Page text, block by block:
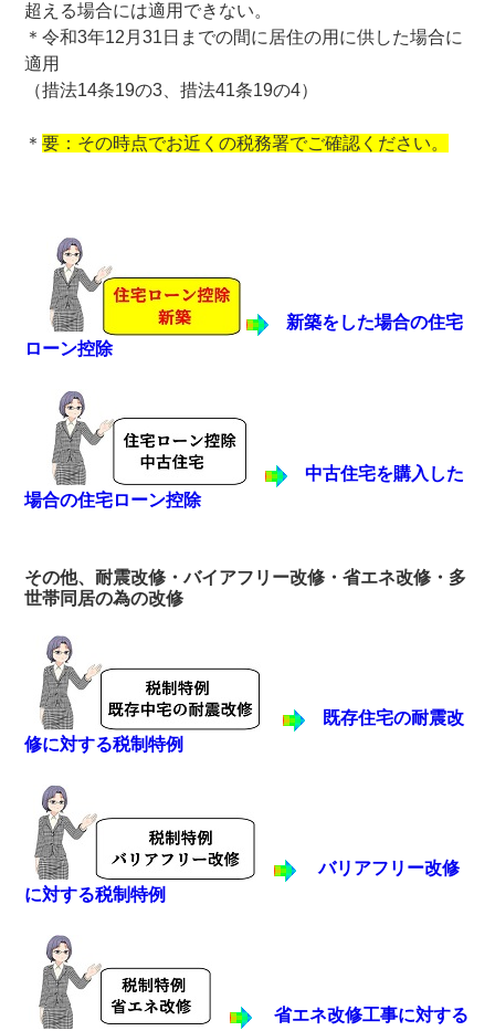
超える場合には適用できない。
＊令和3年12月31日までの間に居住の用に供した場合に
適用
（措法14条19の3、措法41条19の4）
＊要：その時点でお近くの税務署でご確認ください。
新築をした場合の住宅
ローン控除
中古住宅を購入した
場合の住宅ローン控除
その他、耐震改修・バイアフリー改修・省エネ改修・多
世帯同居の為の改修
既存住宅の耐震改
修に対する税制特例
バリアフリー改修
に対する税制特例
省エネ改修工事に対する